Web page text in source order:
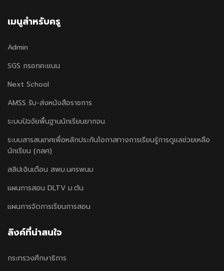
เมนูสำหรับครู
Admin
SGS กรอกคะแนน
Next School
AMSS รับ-ส่งหนังสือราชการ
ระบบปัจจัยพื้นฐานนักเรียนยากจน
ระบบสารสนเทศเพื่อหลักประกันโอกาสทางการเรียนรู้การดูแลช่วยเหลือ
นักเรียน (กสศ)
สลิปเงินเดือน สพม.นครพนม
แผนการสอน DLTV ม.ต้น
แผนการจัดการเรียนการสอน
ลิงค์ที่น่าสนใจ
กระทรวงศึกษาธิการ